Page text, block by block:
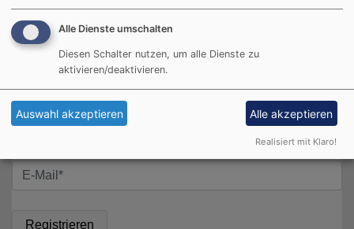
Bildrechte beim Autor
Familienkreis bei einem Trommelworkshop.
Newsletter-Anmeldung
Alle Dienste umschalten
Diesen Schalter nutzen, um alle Dienste zu
aktivieren/deaktivieren.
Auswahl akzeptieren Alle akzeptieren
Realisiert mit Klaro!